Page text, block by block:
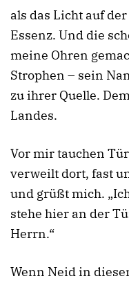
als das Licht auf
Essenz. Und die
meine Ohren
Strophen – sein
zu ihrer Quelle.
Landes.
Vor mir tauchen
verweilt dort, fast
und grüßt mich.
stehe hier an der
Herrn.“
Wenn Neid in